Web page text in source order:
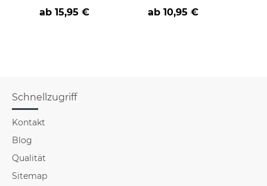
ab 15,95 €
keine High-Heels -
verschiedene
ab 10,95 €
Schnellzugriff
Kontakt
Blog
Qualität
Sitemap